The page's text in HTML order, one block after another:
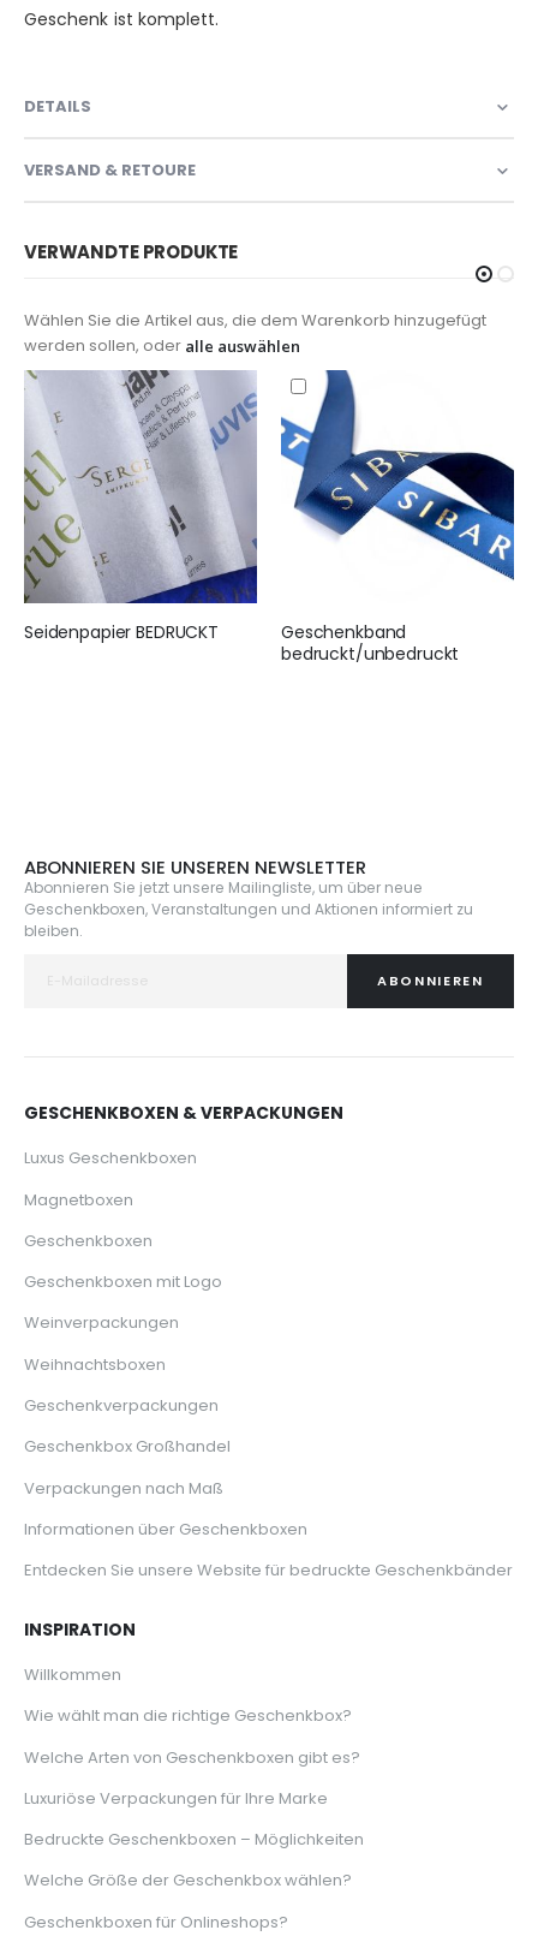
Geschenk ist komplett.
DETAILS
VERSAND & RETOURE
VERWANDTE PRODUKTE
Wählen Sie die Artikel aus, die dem Warenkorb hinzugefügt
werden sollen, oder alle auswählen
Seidenpapier BEDRUCKT
Geschenkband
bedruckt/unbedruckt
ABONNIEREN SIE UNSEREN NEWSLETTER
Abonnieren Sie jetzt unsere Mailingliste, um über neue
Geschenkboxen, Veranstaltungen und Aktionen informiert zu
bleiben.
ABONNIEREN
GESCHENKBOXEN & VERPACKUNGEN
Luxus Geschenkboxen
Magnetboxen
Geschenkboxen
Geschenkboxen mit Logo
Weinverpackungen
Weihnachtsboxen
Geschenkverpackungen
Geschenkbox Großhandel
Verpackungen nach Maß
Informationen über Geschenkboxen
Entdecken Sie unsere Website für bedruckte Geschenkbänder
INSPIRATION
Willkommen
Wie wählt man die richtige Geschenkbox?
Welche Arten von Geschenkboxen gibt es?
Luxuriöse Verpackungen für Ihre Marke
Bedruckte Geschenkboxen – Möglichkeiten
Welche Größe der Geschenkbox wählen?
Geschenkboxen für Onlineshops?